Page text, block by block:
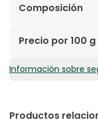
Composición
Colágeno
(ácido cítrico),
ascorbato cálcico
Precio por 100 g
8,03€ / 100 g
Información sobre
Productos